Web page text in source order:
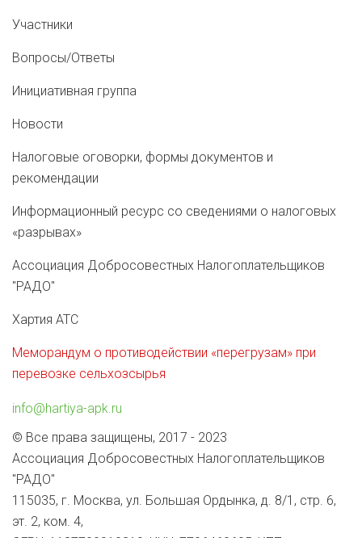
Участники
Вопросы/Ответы
Инициативная группа
Новости
Налоговые оговорки, формы документов и
рекомендации
Информационный ресурс со сведениями о налоговых
«разрывах»
Ассоциация Добросовестных Налогоплательщиков
"РАДО"
Хартия АТС
Меморандум о противодействии «перегрузам» при
перевозке сельхозсырья
info@hartiya-apk.ru
© Все права защищены, 2017 - 2023
Ассоциация Добросовестных Налогоплательщиков
"РАДО"
115035, г. Москва, ул. Большая Ордынка, д. 8/1, стр. 6,
эт. 2, ком. 4,